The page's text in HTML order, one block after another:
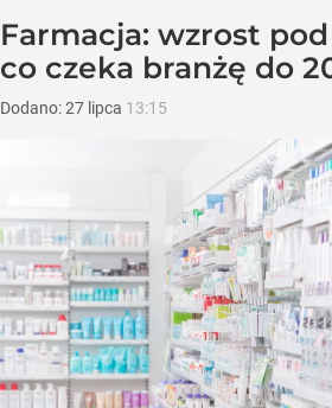
Farmacja: wzrost
co czeka branżę do
Dodano:27 lipca 13:15